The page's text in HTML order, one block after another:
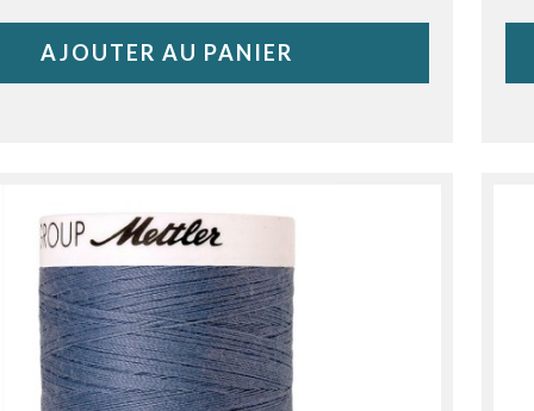
AJOUTER AU PANIER